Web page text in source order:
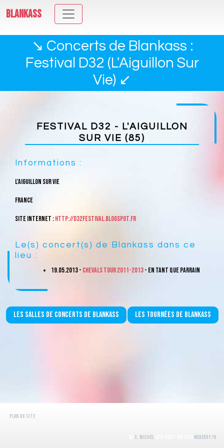
BLANKASS
↘ Concerts de Blankass :
Festival D32 (L'Aiguillon Sur
Vie) ↙
FESTIVAL D32 - L'AIGUILLON
SUR VIE (85)
Informations :
L'Aiguillon Sur Vie
France
Site internet :http://d32festival.blogspot.fr
Le(s) concert(s) de Blankass dans ce
lieu :
19.05.2013 - Chevals Tour 2011-2013- En tant que parrain
Les salles de concerts de Blankass Les tournées de Blankass
Plan du site
S. Michel WeBerry.fr